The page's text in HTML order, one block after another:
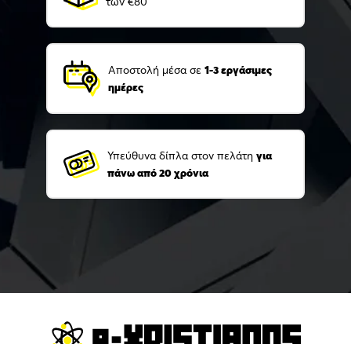
Αποστολή μέσα σε 1-3 εργάσιμες
ημέρες
Υπεύθυνα δίπλα στον πελάτη για
πάνω από 20 χρόνια